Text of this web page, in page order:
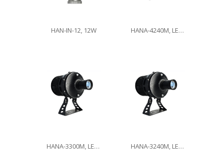
HAN-IN-12, 12W HANA-4240M, LED240W
HANA-3300M, LED300W HANA-3240M, LED240W